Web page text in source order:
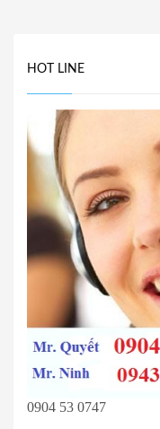
HOT LINE
0904 53 0747